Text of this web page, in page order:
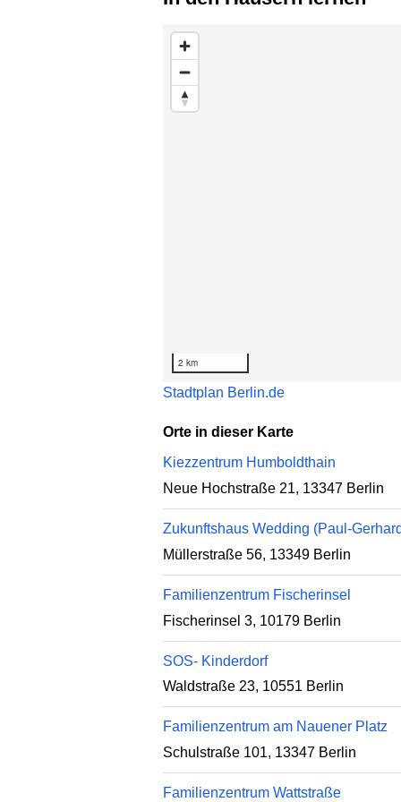
zur Liste mit den enthaltenen
2 km
Stadtplan Berlin.de
Orte in dieser Karte
Kiezzentrum Humboldthain
Neue Hochstraße 21, 13347 Berlin
Zukunftshaus Wedding (Paul-
Müllerstraße 56, 13349 Berlin
Familienzentrum Fischerinsel
Fischerinsel 3, 10179 Berlin
SOS- Kinderdorf
Waldstraße 23, 10551 Berlin
Familienzentrum am Nauener Platz
Schulstraße 101, 13347 Berlin
Familienzentrum Wattstraße